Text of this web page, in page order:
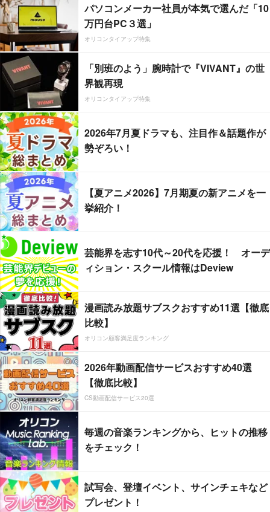
パソコンメーカー社員が本気で選んだ「10
万円台PC３選」
オリコンタイアップ特集
「別班のよう」腕時計で『VIVANT』の世
界観再現
オリコンタイアップ特集
2026年7月夏ドラマも、注目作＆話題作が
勢ぞろい！
【夏アニメ2026】7月期夏の新アニメを一
挙紹介！
芸能界を志す10代～20代を応援！ オーデ
ィション・スクール情報はDeview
漫画読み放題サブスクおすすめ11選【徹底
比較】
オリコン顧客満足度ランキング
2026年動画配信サービスおすすめ40選
【徹底比較】
CS動画配信サービス20選
毎週の音楽ランキングから、ヒットの推移
をチェック！
試写会、登壇イベント、サインチェキなど
プレゼント！